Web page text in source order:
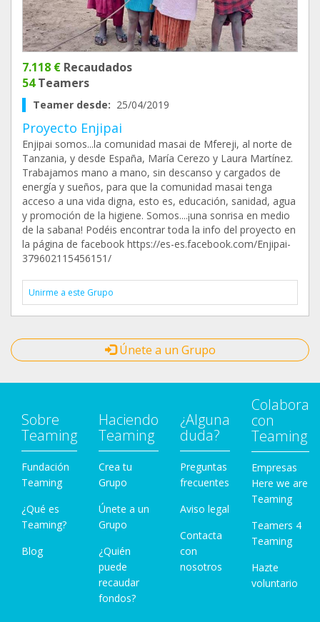
7.118 € Recaudados
54Teamers
Teamer desde: 25/04/2019
Proyecto Enjipai
Enjipai somos...la comunidad masai de Mfereji, al norte de
Tanzania, y desde España, María Cerezo y Laura Martínez.
Trabajamos mano a mano, sin descanso y cargados de
energía y sueños, para que la comunidad masai tenga
acceso a una vida digna, esto es, educación, sanidad, agua
y promoción de la higiene. Somos....¡una sonrisa en medio
de la sabana! Podéis encontrar toda la info del proyecto en
la página de facebook https://es-es.facebook.com/Enjipai-
379602115456151/
Unirme a este Grupo
Únete a un Grupo
Sobre
Teaming
Fundación
Teaming
¿Qué es
Teaming?
Blog
Haciendo
Teaming
Crea tu
Grupo
Únete a un
Grupo
¿Quién
puede
recaudar
fondos?
¿Alguna
duda?
Preguntas
frecuentes
Aviso legal
Contacta
con
nosotros
Colabora
con
Teaming
Empresas
Here we are
Teaming
Teamers 4
Teaming
Hazte
voluntario